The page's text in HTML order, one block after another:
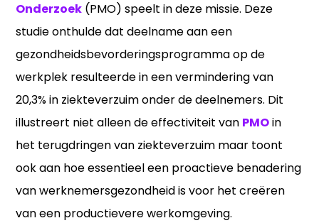
Onderzoek (PMO) speelt in deze missie. Deze
studie onthulde dat deelname aan een
gezondheidsbevorderingsprogramma op de
werkplek resulteerde in een vermindering van
20,3% in ziekteverzuim onder de deelnemers. Dit
illustreert niet alleen de effectiviteit van PMOin
het terugdringen van ziekteverzuim maar toont
ook aan hoe essentieel een proactieve benadering
van werknemersgezondheid is voor het creëren
van een productievere werkomgeving.